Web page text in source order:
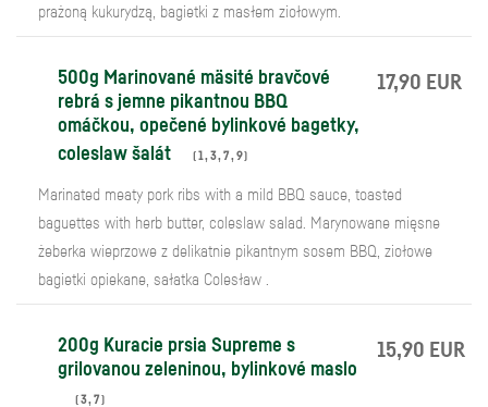
prażoną kukurydzą, bagietki z masłem ziołowym.
500g Marinované mäsité bravčové
rebrá s jemne pikantnou BBQ
omáčkou, opečené bylinkové bagetky,
coleslaw šalát
(1,3,7,9)
17,90 EUR
Marinated meaty pork ribs with a mild BBQ sauce, toasted
baguettes with herb butter, coleslaw salad. Marynowane mięsne
żeberka wieprzowe z delikatnie pikantnym sosem BBQ, ziołowe
bagietki opiekane, sałatka Colesław .
200g Kuracie prsia Supreme s
grilovanou zeleninou, bylinkové maslo
(3,7)
15,90 EUR